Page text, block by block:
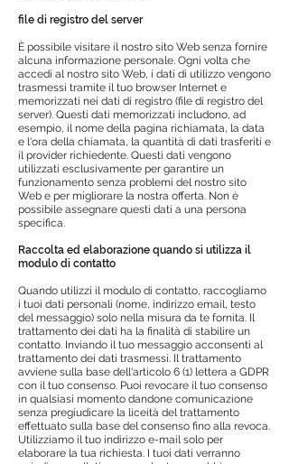
file di registro del server
È possibile visitare il nostro sito Web senza fornire
alcuna informazione personale. Ogni volta che
accedi al nostro sito Web, i dati di utilizzo vengono
trasmessi tramite il tuo browser Internet e
memorizzati nei dati di registro (file di registro del
server). Questi dati memorizzati includono, ad
esempio, il nome della pagina richiamata, la data
e l'ora della chiamata, la quantità di dati trasferiti e
il provider richiedente. Questi dati vengono
utilizzati esclusivamente per garantire un
funzionamento senza problemi del nostro sito
Web e per migliorare la nostra offerta. Non è
possibile assegnare questi dati a una persona
specifica.
Raccolta ed elaborazione quando si utilizza il
modulo di contatto
Quando utilizzi il modulo di contatto, raccogliamo
i tuoi dati personali (nome, indirizzo email, testo
del messaggio) solo nella misura da te fornita. Il
trattamento dei dati ha la finalità di stabilire un
contatto. Inviando il tuo messaggio acconsenti al
trattamento dei dati trasmessi. Il trattamento
avviene sulla base dell'articolo 6 (1) lettera a GDPR
con il tuo consenso. Puoi revocare il tuo consenso
in qualsiasi momento dandone comunicazione
senza pregiudicare la liceità del trattamento
effettuato sulla base del consenso fino alla revoca.
Utilizziamo il tuo indirizzo e-mail solo per
elaborare la tua richiesta. I tuoi dati verranno